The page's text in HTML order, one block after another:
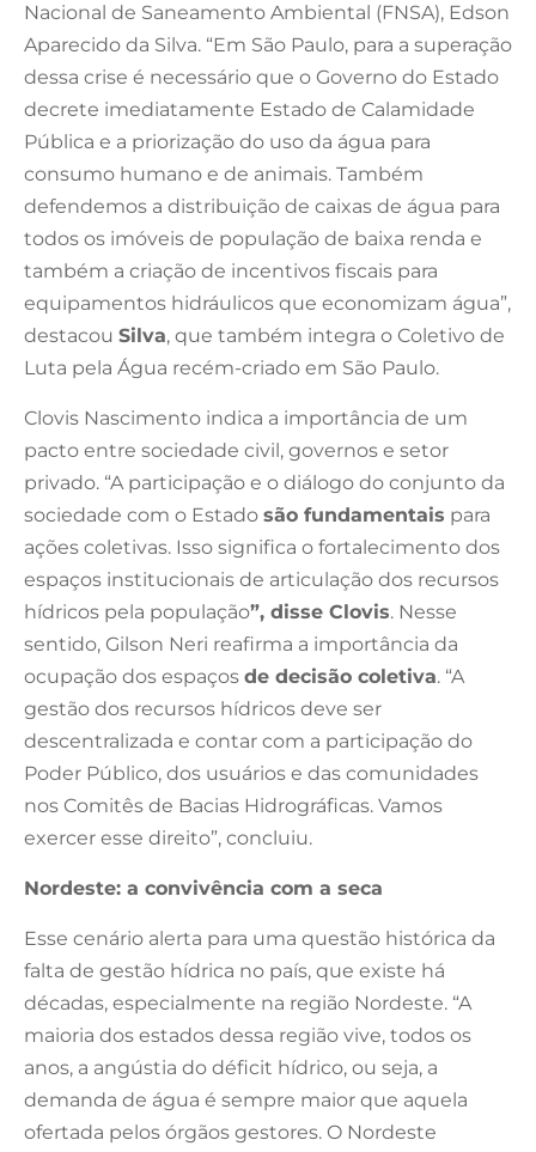
Nacional de Saneamento Ambiental (FNSA), Edson
Aparecido da Silva. “Em São Paulo, para a superação
dessa crise é necessário que o Governo do Estado
decrete imediatamente Estado de Calamidade
Pública e a priorização do uso da água para
consumo humano e de animais. Também
defendemos a distribuição de caixas de água para
todos os imóveis de população de baixa renda e
também a criação de incentivos fiscais para
equipamentos hidráulicos que economizam água”,
destacou Silva, que também integra o Coletivo de
Luta pela Água recém-criado em São Paulo.
Clovis Nascimento indica a importância de um
pacto entre sociedade civil, governos e setor
privado. “A participação e o diálogo do conjunto da
sociedade com o Estado são fundamentais para
ações coletivas. Isso significa o fortalecimento dos
espaços institucionais de articulação dos recursos
hídricos pela população”, disse Clovis. Nesse
sentido, Gilson Neri reafirma a importância da
ocupação dos espaços de decisão coletiva. “A
gestão dos recursos hídricos deve ser
descentralizada e contar com a participação do
Poder Público, dos usuários e das comunidades
nos Comitês de Bacias Hidrográficas. Vamos
exercer esse direito”, concluiu.
Nordeste: a convivência com a seca
Esse cenário alerta para uma questão histórica da
falta de gestão hídrica no país, que existe há
décadas, especialmente na região Nordeste. “A
maioria dos estados dessa região vive, todos os
anos, a angústia do déficit hídrico, ou seja, a
demanda de água é sempre maior que aquela
ofertada pelos órgãos gestores. O Nordeste